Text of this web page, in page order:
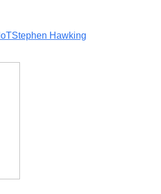
IoTStephen Hawking